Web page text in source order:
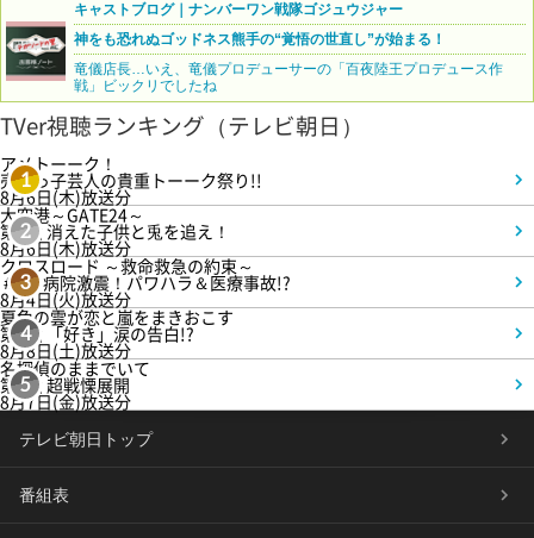
キャストブログ｜ナンバーワン戦隊ゴジュウジャー
神をも恐れぬゴッドネス熊手の“覚悟の世直し”が始まる！
竜儀店長…いえ、竜儀プロデューサーの「百夜陸王プロデュース作
戦」ビックリでしたね
TVer視聴ランキング（テレビ朝日）
1
アメトーーク！
売れっ子芸人の貴重トーーク祭り!!
8月6日(木)放送分
2
大空港～GATE24～
第3話 消えた子供と兎を追え！
8月6日(木)放送分
3
クロスロード ～救命救急の約束～
＃5 病院激震！パワハラ＆医療事故!?
8月4日(火)放送分
4
夏色の雲が恋と嵐をまきおこす
第5話 「好き」涙の告白!?
8月8日(土)放送分
5
名探偵のままでいて
第4話 超戦慄展開
8月7日(金)放送分
テレビ朝日トップ
番組表